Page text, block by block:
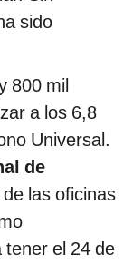
sido
800 mil
a los 6,8
Universal.
de
las oficinas
el 24 de